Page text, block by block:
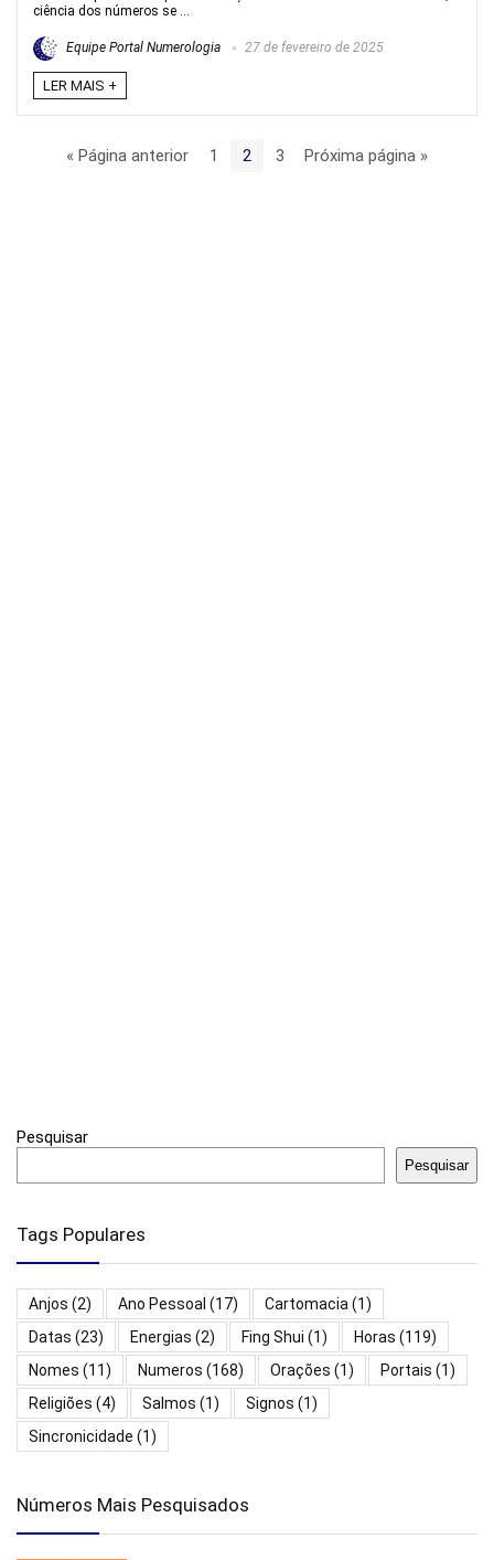
ciência dos números se ...
Equipe Portal Numerologia 27 de fevereiro de 2025
LER MAIS +
« Página anterior 1 2 3 Próxima página »
Pesquisar
Pesquisar
Tags Populares
Anjos (2) Ano Pessoal (17) Cartomacia (1)
Datas (23) Energias (2) Fing Shui (1) Horas (119)
Nomes (11) Numeros (168) Orações (1) Portais (1)
Religiões (4) Salmos (1) Signos (1)
Sincronicidade (1)
Números Mais Pesquisados